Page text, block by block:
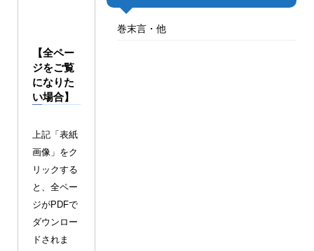
巻末言・他
【全ペー
ジをご覧
になりた
い場合】
上記「表紙
画像」をク
リックする
と、全ペー
ジがPDFで
ダウンロー
ドされま